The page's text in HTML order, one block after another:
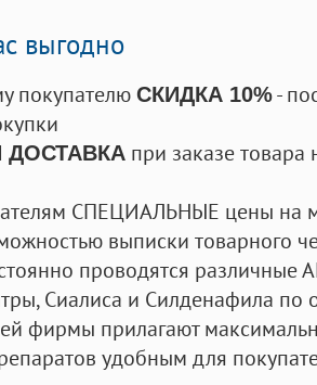
выгодно
покупателю СКИДКА 10%-
ДОСТАВКА при заказе
СПЕЦИАЛЬНЫЕ цены на
выписки товарного
проводятся
Сиалиса и Силденафила по
фирмы прилагают
удобным для